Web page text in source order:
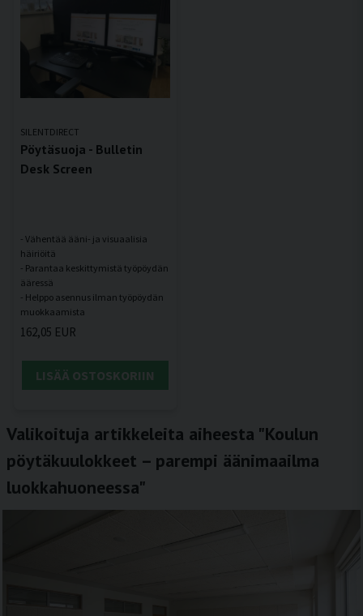
SILENTDIRECT
Pöytäsuoja - Bulletin
Desk Screen
- Vähentää ääni- ja visuaalisia
häiriöitä
- Parantaa keskittymistä työpöydän
ääressä
- Helppo asennus ilman työpöydän
162,05 EUR
LISÄÄ OSTOSKORIIN
Valikoituja artikkeleita aiheesta "Koulun
pöytäkuulokkeet – parempi äänimaailma
luokkahuoneessa"